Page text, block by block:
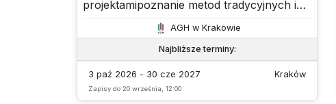
projektamipoznanie metod tradycyjnych i
zwinnych (Agile)nauka wykorzystania
narzędzi i systemów IT do zarządzania
AGH w Krakowie
Najbliższe terminy:
3 paź 2026 - 30 cze 2027
Zapisy do 20 września, 12:00
Kraków